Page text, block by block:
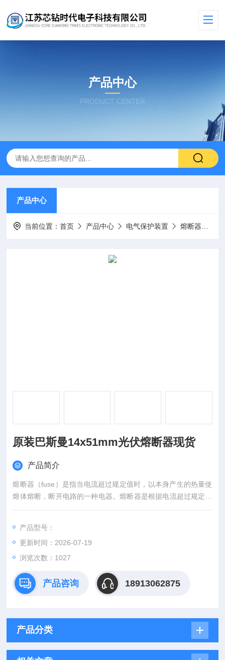
产品中心
PRODUCT CENTER
产品中心
当前位置：首页 产品中心 电气保护装置 熔断器
原装巴斯曼14x51mm光伏熔断器现货
产品简介
熔断器（fuse）是指当电流超过规定值时，以本身产生的热量使
熔体熔断，断开电路的一种电器。熔断器是根据电流超过规定值
一段时间后，以其自身产生的热量使熔体熔化，从而使电路断
低压配电系统和控制系统以及用电设备中，作为短路和过电流的
保护器，是应用普遍的保护器件之一。原装巴斯曼14x51mm光
伏熔断器现货
产品型号：
更新时间：2026-07-19
浏览次数：1027
产品咨询 18913062875
产品分类